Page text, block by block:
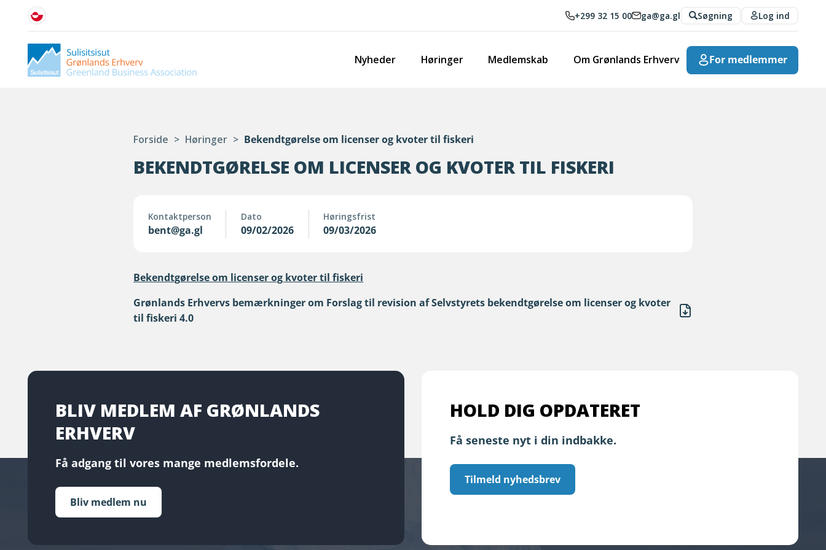
+299 32 15 00 ga@ga.gl Søgning Log ind
Nyheder Høringer Medlemskab Om Grønlands Erhverv For medlemmer
Forside > Høringer > Bekendtgørelse om licenser og kvoter til fiskeri
BEKENDTGØRELSE OM LICENSER OG KVOTER TIL FISKERI
Kontaktperson
bent@ga.gl
Dato
09/02/2026
Høringsfrist
09/03/2026
Bekendtgørelse om licenser og kvoter til fiskeri
Grønlands Erhvervs bemærkninger om Forslag til revision af Selvstyrets bekendtgørelse om licenser og kvoter
til fiskeri 4.0
BLIV MEDLEM AF GRØNLANDS
ERHVERV
Få adgang til vores mange medlemsfordele.
Bliv medlem nu
HOLD DIG OPDATERET
Få seneste nyt i din indbakke.
Tilmeld nyhedsbrev